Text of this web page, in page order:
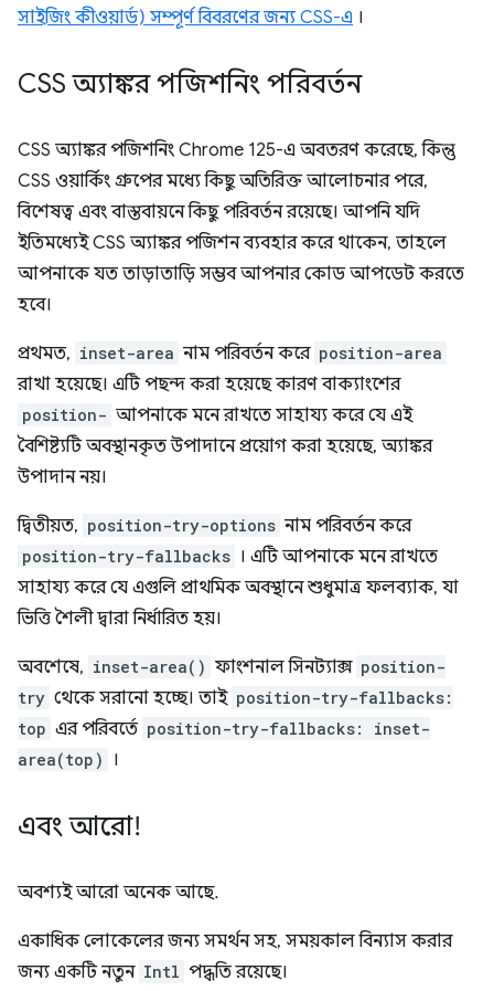
সাইজিং কীওয়ার্ড) সম্পূর্ণ বিবরণের জন্য CSS-এ ।
CSS অ্যাঙ্কর পজিশনিং পরিবর্তন
CSS অ্যাঙ্কর পজিশনিং Chrome 125-এ অবতরণ করেছে, কিন্তু
CSS ওয়ার্কিং গ্রুপের মধ্যে কিছু অতিরিক্ত আলোচনার পরে,
বিশেষত্ব এবং বাস্তবায়নে কিছু পরিবর্তন রয়েছে। আপনি যদি
ইতিমধ্যেই CSS অ্যাঙ্কর পজিশন ব্যবহার করে থাকেন, তাহলে
আপনাকে যত তাড়াতাড়ি সম্ভব আপনার কোড আপডেট করতে
হবে।
প্রথমত, inset-area নাম পরিবর্তন করে position-area
রাখা হয়েছে। এটি পছন্দ করা হয়েছে কারণ বাক্যাংশের
position- আপনাকে মনে রাখতে সাহায্য করে যে এই
বৈশিষ্ট্যটি অবস্থানকৃত উপাদানে প্রয়োগ করা হয়েছে, অ্যাঙ্কর
উপাদান নয়।
দ্বিতীয়ত, position-try-options নাম পরিবর্তন করে
position-try-fallbacks । এটি আপনাকে মনে রাখতে
সাহায্য করে যে এগুলি প্রাথমিক অবস্থানে শুধুমাত্র ফলব্যাক, যা
ভিত্তি শৈলী দ্বারা নির্ধারিত হয়।
অবশেষে, inset-area() ফাংশনাল সিনট্যাক্স position-
try থেকে সরানো হচ্ছে। তাই position-try-fallbacks:
top এর পরিবর্তে position-try-fallbacks: inset-
area(top)
।
এবং আরো!
অবশ্যই আরো অনেক আছে.
একাধিক লোকেলের জন্য সমর্থন সহ, সময়কাল বিন্যাস করার
জন্য একটি নতুন Intl পদ্ধতি রয়েছে।